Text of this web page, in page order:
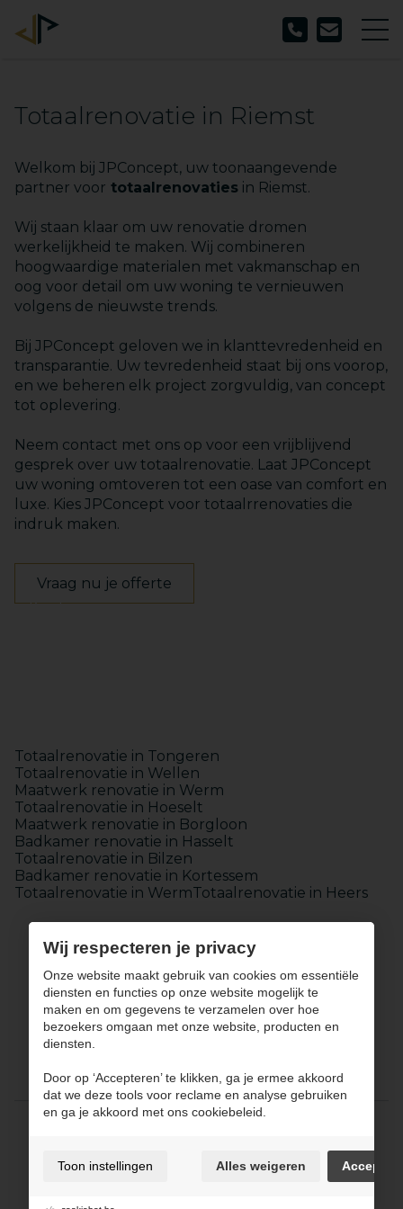
Totaalrenovatie in Riemst
Welkom bij JPConcept, uw toonaangevende
partner voor totaalrenovaties in Riemst.
Wij staan klaar om uw renovatie dromen
werkelijkheid te maken. Wij combineren
hoogwaardige materialen met vakmanschap en
oog voor detail om uw woning te vernieuwen
volgens de nieuwste trends.
Bij JPConcept geloven we in klanttevredenheid en
transparantie. Uw tevredenheid staat bij ons voorop,
en we beheren elk project zorgvuldig, van concept
tot oplevering.
Neem contact met ons op voor een vrijblijvend
gesprek over uw totaalrenovatie. Laat JPConcept
uw woning omtoveren tot een oase van comfort en
luxe. Kies JPConcept voor totaalrrenovaties die
indruk maken.
Vraag nu je offerte
Keukens
Totaalrenovatie in Tongeren
Totaalrenovatie in Wellen
Maatwerk renovatie in Werm
Totaalrenovatie in Hoeselt
Maatwerk renovatie in Borgloon
Badkamer renovatie in Hasselt
Totaalrenovatie in Bilzen
Badkamer renovatie in Kortessem
Totaalrenovatie in WermTotaalrenovatie in Heers
Keukens
Badkamers
Over JPCONCEPT Contact
Cookie voorkeuren
Wij respecteren je privacy
Onze website maakt gebruik van cookies om essentiële
diensten en functies op onze website mogelijk te
maken en om gegevens te verzamelen over hoe
bezoekers omgaan met onze website, producten en
diensten.
Door op ‘Accepteren’ te klikken, ga je ermee akkoord
dat we deze tools voor reclame en analyse gebruiken
en ga je akkoord met ons cookiebeleid.
Toon instellingen Alles weigeren